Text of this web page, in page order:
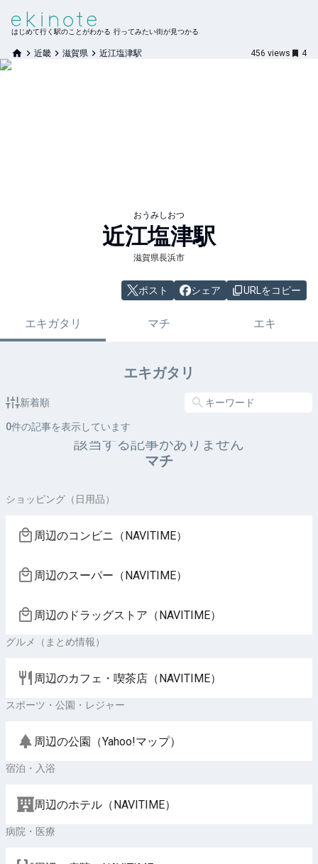
はじめて行く駅のことがわかる 行ってみたい街が見つかる
近畿 滋賀県 近江塩津駅 456 views 4
おうみしおつ
近江塩津駅
滋賀県長浜市
ポスト シェア URLをコピー
エキガタリ マチ エキ
エキガタリ
新着順
0件の記事を表示しています
該当する記事がありません
マチ
ショッピング（日用品）
周辺のコンビニ（NAVITIME）
周辺のスーパー（NAVITIME）
周辺のドラッグストア（NAVITIME）
グルメ（まとめ情報）
周辺のカフェ・喫茶店（NAVITIME）
スポーツ・公園・レジャー
周辺の公園（Yahoo!マップ）
宿泊・入浴
周辺のホテル（NAVITIME）
病院・医療